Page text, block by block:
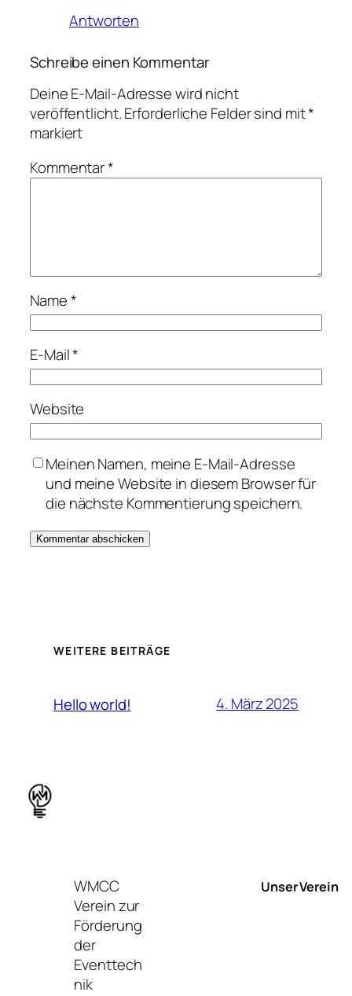
Antworten
Schreibe einen Kommentar
Deine E-Mail-Adresse wird nicht
veröffentlicht.Erforderliche Felder sind mit*
markiert
Kommentar*
Name*
E-Mail*
Website
Meinen Namen, meine E-Mail-Adresse
und meine Website in diesem Browser für
die nächste Kommentierung speichern.
WEITERE BEITRÄGE
Hello world! 4. März 2025
WMCC
Verein zur
Förderung
der
Eventtech
nik
Unser Verein